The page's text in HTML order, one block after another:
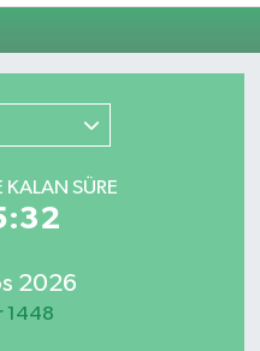
KALAN SÜRE
2026
1448